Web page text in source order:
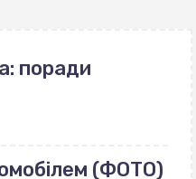
поради
(ФОТО)